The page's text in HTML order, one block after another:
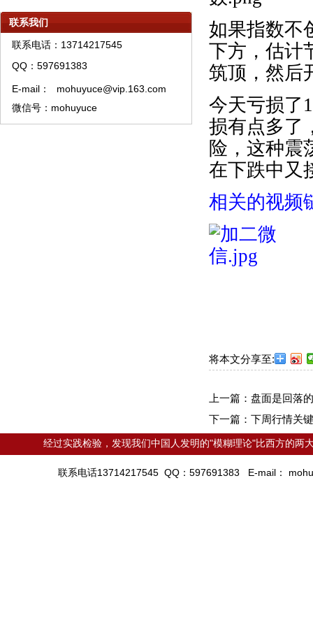
模糊预测理论APP软件订购须知
模糊预测理论短线快频手稿
模糊预测理论特训须知
联系我们
联系电话：13714217545
QQ：597691383
E-mail：
mohuyuce@vip.163.com
微信号：mohuyuce
如果指数不
下方，估计
筑顶，然后
今天亏损了
损有点多了
险，这种震
在下跌中又
相关的视频
将本文分享至:
上一篇： 盘面是回落的
下一篇： 下周行情关
经过实践检验，发现我们中国人发明的"模糊理论"比西方的两
联系电话13714217545 QQ：597691383 E-mail：